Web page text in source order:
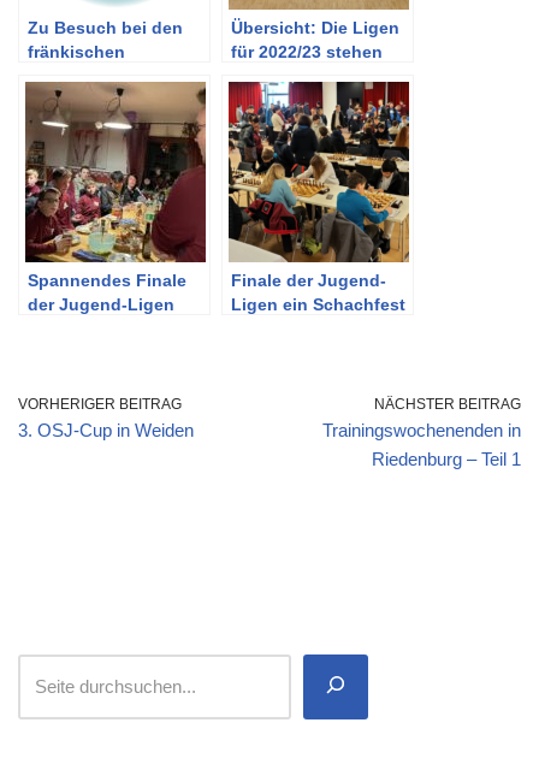
Zu Besuch bei den
fränkischen
Fichtelmännern
Übersicht: Die Ligen
für 2022/23 stehen
Spannendes Finale
der Jugend-Ligen
Finale der Jugend-
Ligen ein Schachfest
VORHERIGER BEITRAG
3. OSJ-Cup in Weiden
NÄCHSTER BEITRAG
Trainingswochenenden in
Riedenburg – Teil 1